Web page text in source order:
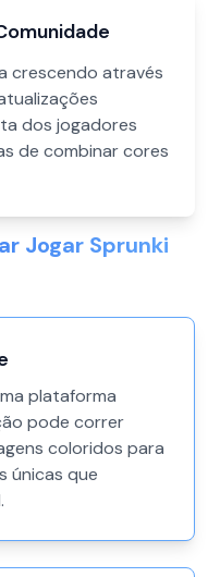
crescendo através
dos jogadores
de combinar cores
Jogar Sprunki
plataforma
pode correr
coloridos para
únicas que